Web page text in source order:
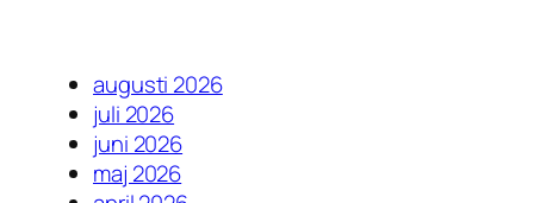
augusti 2026
juli 2026
juni 2026
maj 2026